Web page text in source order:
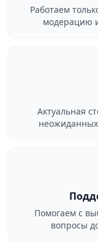
Работаем
модерацию
Актуальная
Помогаем с
вопросы